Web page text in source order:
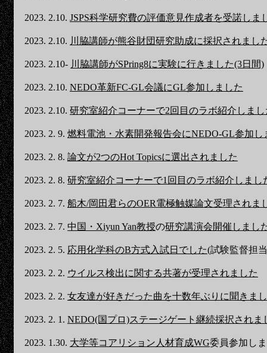
2023. 2.10. JSPS科学研究費の評価意見作成者を受諾しま
2023. 2.10. 川脇講師が熊谷財団研究助成に採択されまし
2023. 2.10- 川脇講師がSPring8に実験に行きました(3日間)
2023. 2.10. NEDO革新FC-GL会議にGL参加しました
2023. 2.10. 研究室紹介コーナーで2回目のラボ紹介しまし
2023. 2. 9. 燃料電池・水素開発報告会にNEDO-GL参加し
2023. 2. 8. 論文が2つのHot Topicsに選出されました
2023. 2. 8. 研究室紹介コーナーで1回目のラボ紹介しまし
2023. 2. 7. 船木/岡田君らのOER電極触媒論文受理されま
2023. 2. 7. 中国・Xiyun Yan教授の研究講演会開催しまし
2023. 2. 5. 応用化学科のB方式入試日でした(試験監督担
2023. 2. 2. ウイルス検出に関する共著が受理されました
2023. 2. 2. 女友達が好きだった曲を十数年ぶりに聞きま
2023. 2. 1. NEDO(国プロ)ステージゲート継続採択されま
2023. 1.30. 大学等コアリション人材育成WG委員参加し